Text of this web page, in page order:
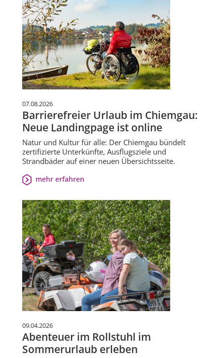
07.08.2026
Barrierefreier Urlaub im Chiemgau:
Neue Landingpage ist online
Natur und Kultur für alle: Der Chiemgau bündelt
zertifizierte Unterkünfte, Ausflugsziele und
Strandbäder auf einer neuen Übersichtsseite.
mehr erfahren
09.04.2026
Abenteuer im Rollstuhl im
Sommerurlaub erleben